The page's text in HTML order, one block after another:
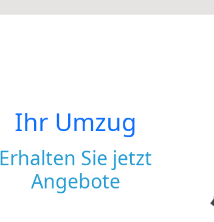
Ihr Umzug
Erhalten Sie jetzt
Angebote